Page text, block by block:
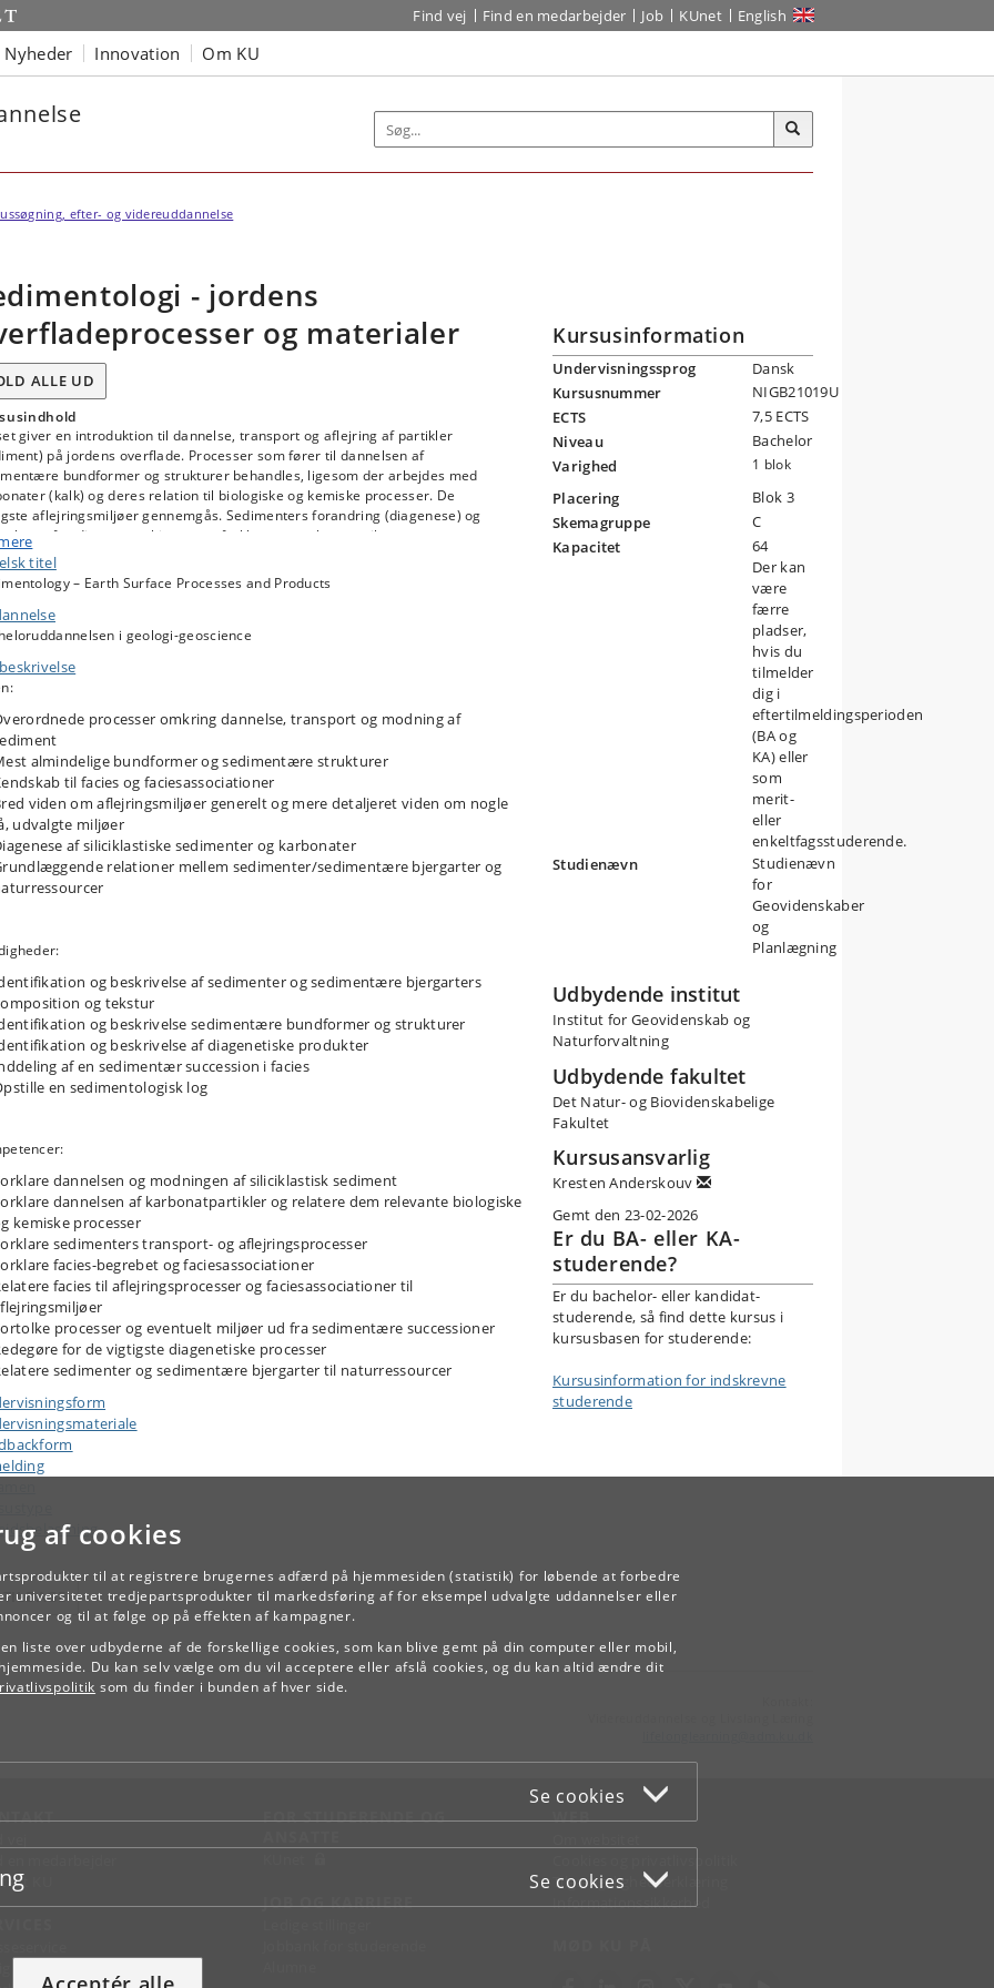
af cookies
til at registrere brugernes adfærd på hjemmesiden (statistik) for løbende at forbedre
universitetet tredjepartsprodukter til markedsføring af for eksempel udvalgte uddannelser eller
og til at følge op på effekten af kampagner.
liste over udbyderne af de forskellige cookies, som kan blive gemt på din computer eller mobil,
Du kan selv vælge om du vil acceptere eller afslå cookies, og du kan altid ændre dit
som du finder i bunden af hver side.
Se cookies
Se cookies
Find vej Find en medarbejder Job KUnet English
Nyheder Innovation Om KU
efter- og videreuddannelse
- jordens
og materialer
ALLE UD
giver en introduktion til dannelse, transport og aflejring af partikler
på jordens overflade. Processer som fører til dannelsen af
bundformer og strukturer behandles, ligesom der arbejdes med
(kalk) og deres relation til biologiske og kemiske processer. De
aflejringsmiljøer gennemgås. Sedimenters forandring (diagenese) og
af sedimentære bjergarter forklares og relateres til ressourcer og
Det demonstreres hvordan sedimenter på jordens overflade
kan bruges til at genskabe tidligere processer/miljøer, og til at
forekomsten af vigtige ressourcer. Derudover udgør praktisk beskrivelse
(fra mikro- til makroskala), databehandling og fortolkning af
data en væsentlig del af kurset.
titel
– Earth Surface Processes and Products
i geologi-geoscience
processer omkring dannelse, transport og modning af
almindelige bundformer og sedimentære strukturer
til facies og faciesassociationer
viden om aflejringsmiljøer generelt og mere detaljeret viden om nogle
udvalgte miljøer
af siliciklastiske sedimenter og karbonater
relationer mellem sedimenter/sedimentære bjergarter og
og beskrivelse af sedimenter og sedimentære bjergarters
og tekstur
og beskrivelse sedimentære bundformer og strukturer
og beskrivelse af diagenetiske produkter
af en sedimentær succession i facies
en sedimentologisk log
dannelsen og modningen af siliciklastisk sediment
dannelsen af karbonatpartikler og relatere dem relevante biologiske
kemiske processer
sedimenters transport- og aflejringsprocesser
facies-begrebet og faciesassociationer
facies til aflejringsprocesser og faciesassociationer til
processer og eventuelt miljøer ud fra sedimentære successioner
for de vigtigste diagenetiske processer
sedimenter og sedimentære bjergarter til naturressourcer
Kursusinformation
Undervisningssprog
Dansk
Kursusnummer
NIGB21019U
ECTS
7,5 ECTS
Niveau
Bachelor
Varighed
1 blok
Placering
Blok 3
Skemagruppe
C
Kapacitet
64
Der kan
være
færre
pladser,
hvis du
tilmelder
dig i
eftertilmeldingsperioden
(BA og
KA) eller
som
merit-
eller
enkeltfagsstuderende.
Studienævn
Studienævn
for
Geovidenskaber
og
Planlægning
Udbydende institut
Institut for Geovidenskab og
Naturforvaltning
Udbydende fakultet
Det Natur- og Biovidenskabelige
Fakultet
Kursusansvarlig
Kresten Anderskouv
Gemt den 23-02-2026
Er du BA- eller KA-
studerende?
Er du bachelor- eller kandidat-
studerende, så find dette kursus i
kursusbasen for studerende:
Kursusinformation for indskrevne
studerende
TILBAGE
KU
FOR STUDERENDE OG
JOB OG KARRIERE
WEB
Tilgængelighedserklæring
Informationssikkerhed